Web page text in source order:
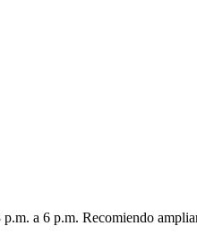
a 6 p.m. Recomiendo